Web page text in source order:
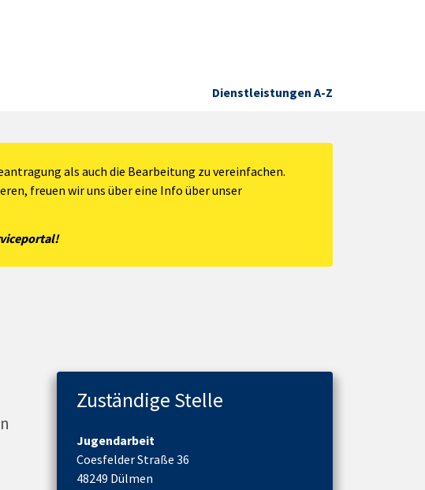
Dienstleistungen A-Z
als auch die Bearbeitung zu vereinfachen.
freuen wir uns über eine Info über unser
Zuständige Stelle
Jugendarbeit
Coesfelder Straße 36
48249 Dülmen